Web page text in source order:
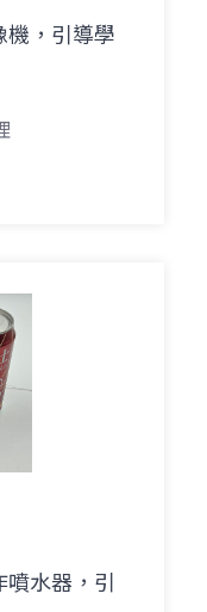
機，引導學
水器，引